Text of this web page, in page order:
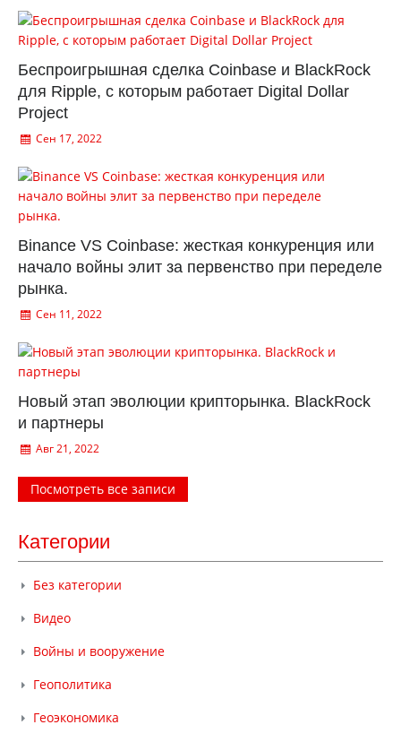
Беспроигрышная сделка Coinbase и BlackRock
для Ripple, с которым работает Digital Dollar
Project
Сен 17, 2022
Binance VS Coinbase: жесткая конкуренция или
начало войны элит за первенство при переделе
рынка.
Сен 11, 2022
Новый этап эволюции крипторынка. BlackRock
и партнеры
Авг 21, 2022
Посмотреть все записи
Категории
Без категории
Видео
Войны и вооружение
Геополитика
Геоэкономика